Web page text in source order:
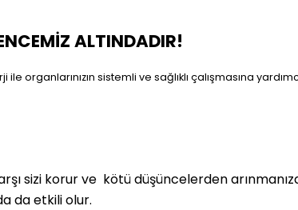
ALTINDADIR!
organlarınızın sistemli ve sağlıklı çalışmasına
sizi korur ve kötü düşüncelerden
da etkili olur.